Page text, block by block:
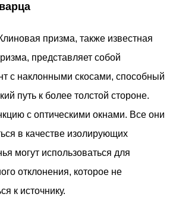
призма, также известная
представляет собой
с наклонными скосами, способный
путь к более толстой стороне.
с оптическими окнами. Все они
в качестве изолирующих
могут использоваться для
отклонения, которое не
к источнику.